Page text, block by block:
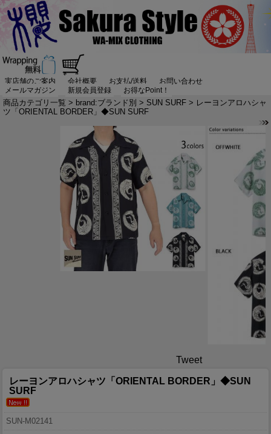
実店舗のご案内 会社概要 お支払/送料
お問い合わせ
メールマガジン
新規会員登録 お得なPoint！
商品カテゴリ一覧 > brand:ブランド別 > SUN SURF > レーヨンアロハシャ
ツ「ORIENTAL BORDER」◆SUN SURF
Tweet
レーヨンアロハシャツ「ORIENTAL BORDER」◆SUN
SURF
SUN-M02141